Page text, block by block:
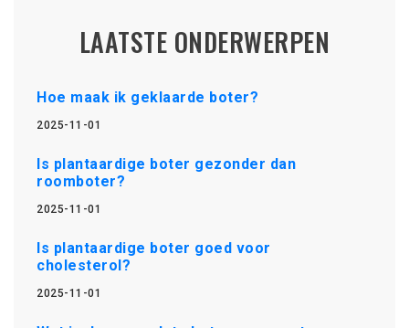
LAATSTE ONDERWERPEN
Hoe maak ik geklaarde boter?
2025-11-01
Is plantaardige boter gezonder dan
roomboter?
2025-11-01
Is plantaardige boter goed voor
cholesterol?
2025-11-01